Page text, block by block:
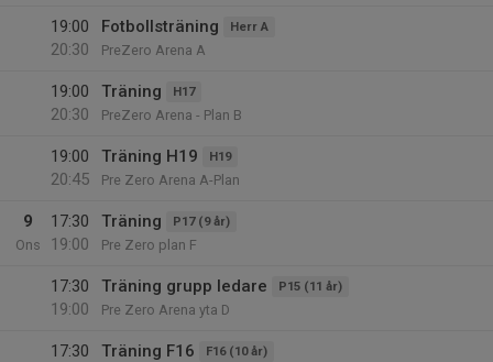
19:00
20:30
Fotbollsträning Herr A
PreZero Arena A
19:00
20:30
Träning H17
PreZero Arena - Plan B
19:00
20:45
Träning H19 H19
Pre Zero Arena A-Plan
9
Ons
17:30
19:00
Träning P17 (9 år)
Pre Zero plan F
17:30
19:00
Träning grupp ledare P15 (11 år)
Pre Zero Arena yta D
17:30
Träning F16 F16 (10 år)